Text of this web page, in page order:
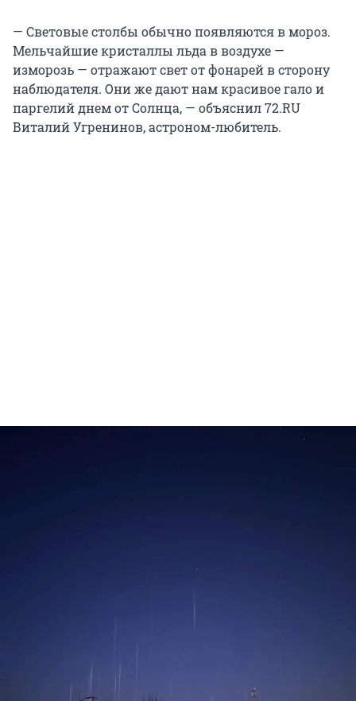
— Световые столбы обычно появляются в мороз.
Мельчайшие кристаллы льда в воздухе —
изморозь — отражают свет от фонарей в сторону
наблюдателя. Они же дают нам красивое гало и
паргелий днем от Солнца, — объяснил 72.RU
Виталий Угренинов, астроном-любитель.